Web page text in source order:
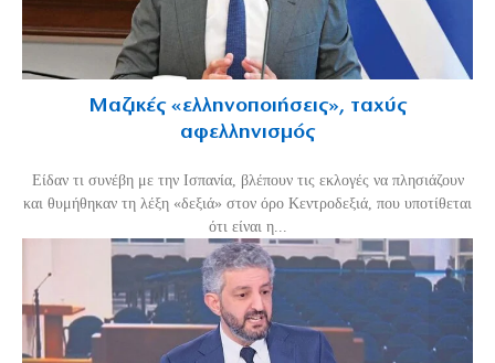
Μαζικές «ελληνοποιήσεις», ταχύς
αφελληνισμός
Είδαν τι συνέβη με την Ισπανία, βλέπουν τις εκλογές να πλησιάζουν
και θυμήθηκαν τη λέξη «δεξιά» στον όρο Κεντροδεξιά, που υποτίθεται
ότι είναι η...